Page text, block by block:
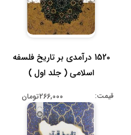
1520 درآمدی بر تاریخ فلسفه
اسلامی ( جلد اول )
قیمت: 266,000تومان